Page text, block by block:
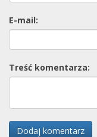
E-mail:
Treść komentarza:
Dodaj komentarz